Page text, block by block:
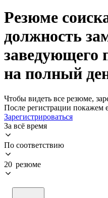
Резюме
должность
заведующего
на полный
Чтобы видеть все резюме,
После регистрации покажем
Зарегистрироваться
За всё время
По соответствию
20 резюме